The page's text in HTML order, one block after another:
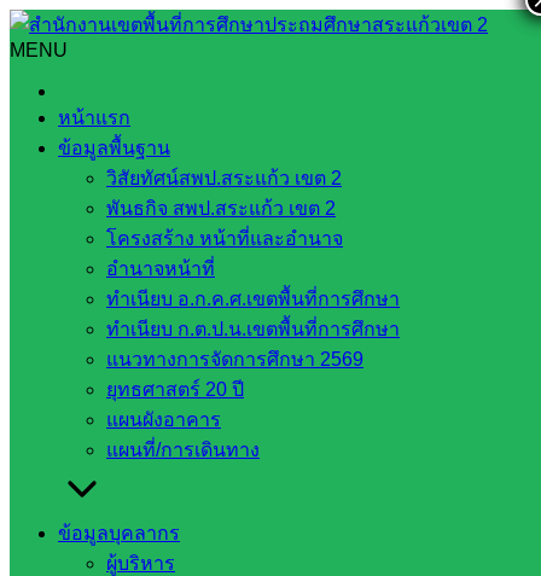
Skip
to
content
MENU
หน้าแรก
ข้อมูลพื้นฐาน
วิสัยทัศน์สพป.สระแก้ว เขต 2
พันธกิจ สพป.สระแก้ว เขต 2
โครงสร้าง หน้าที่และอำนาจ
อำนาจหน้าที่
ทำเนียบ อ.ก.ค.ศ.เขตพื้นที่การศึกษา
ทำเนียบ ก.ต.ป.น.เขตพื้นที่การศึกษา
แนวทางการจัดการศึกษา 2569
ยุทธศาสตร์ 20 ปี
แผนผังอาคาร
แผนที่/การเดินทาง
ข้อมูลบุคลากร
ผู้บริหาร
Search
เข้าร่วมการอบรมขยายผลผู้ประเมินโครงการสถานศึกษาสีขาว
ปลอดยาเสพติด และอบายมุขจังหวัดสระแก้ว
เข้าร่วมการอบรมขยายผลผู้ประเมิน
โครงการสถานศึกษาสีขาว ปลอดยาเสพ
ติด และอบายมุขจังหวัดสระแก้ว
เมษายน 28, 2023พฤษภาคม 10, 2023
จัดการศึกษา
กลุ่มส่งเสริมการจัดการศึกษา
วันศุกร์ที่ ๒๘ เมษายน ๒๕๖๖ นายชัยนรินท์ วสอื้นรัมย์ ผู้อำนวย
มอบหมายให้นางภานุรังษี ทาประเสริฐ ผู้อำนวยการกลุ่มส่ง
เสริมการจัดการศึกษา และเจ้าหน้าที่กลุ่มส่งเสริมฯ เข้าร่วมการ
อบรมขยายผลผู้ประเมินโครงการสถานศึกษาสีขาว ปลอดยา